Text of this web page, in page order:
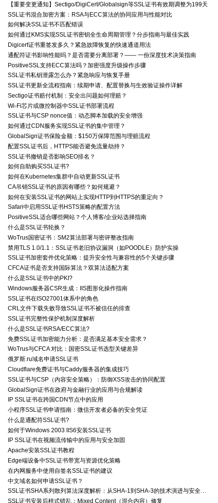
【重要变更通知】Sectigo/DigiCert/Globalsign等SSL证书有效期调整为199天
SSL证书混合加密方案：RSA与ECC算法的协同应用与性能对比
如何解决SSL证书不匹配错误
如何通过KMS实现SSL证书密钥全生命周期管理？分步指南与最佳实践
Digicert证书重签发多久？紧急故障恢复的快速通道用法
通配符证书影响性能吗？是否需要分离部署？—— 一份深度技术决策指南
PositiveSSL支持ECC算法吗？加密强度升级操作步骤
SSL证书私钥泄露怎么办？紧急响应与恢复手册
SSL证书更新全流程指南：续期申请、配置替换与生效验证操作详解
Sectigo证书赔付机制：安全出问题如何理赔？
Wi-Fi芯片或微控制器中SSL证书部署流程
SSL证书与CSP nonce值：动态脚本加载的安全增强
如何通过CDN服务实现SSL证书的集中管理？
GlobalSign证书保险金额：$150万保障范围与理赔流程
配置SSL证书后，HTTPS能否避免流量劫持？
SSL证书撤销是否影响SEO排名？
如何自助购买SSL证书?
如何在Kubernetes集群中自动更新SSL证书
CA吊销SSL证书的原因有哪些？如何规避？
如何在安装SSL证书的网站上实现HTTP到HTTPS的重定向？
Safari中启用SSL证书HSTS策略的配置方法
PositiveSSL适合哪些网站？个人博客/企业站选择指南
什么是SSL证书轮换？
WoTrus国密证书：SM2算法部署与密评整改指南
禁用TLS 1.0/1.1：SSL证书老旧协议漏洞（如POODLE）防护实操
SSL证书加密套件优化策略：提升安全性与兼容性的5个关键步骤
CFCA证书是否支持国际算法？双算法适配方案
什么是SSL证书中的PKI?
Windows服务器CSR生成：IIS图形化操作指南
SSL证书在ISO27001体系中的角色
CRL文件下载失败导致SSL证书不被信任的排查
SSL证书完整性保护机制深度解析
什么是SSL证书RSA/ECC算法?
免费SSL证书加密能力分析：是否满足基本安全需求？
WoTrus与CFCA 对比：国密SSL证书选型关键差异
俄罗斯.ru域名申请SSL证书
Cloudflare免费证书与Caddy服务器的集成技巧
SSL证书与CSP（内容安全策略）：防御XSS攻击的协同配置
GlobalSign证书在政府与金融行业的应用与合规解读
IP SSL证书在跨国CDN节点中的应用
小程序SSL证书申请指南：微信开发者必备的安全凭证
什么是通配符SSL证书?
如何于Windows 2003 IIS6安装SSL证书
IP SSL证书在视频流传输中的应用与安全加固
Apache安装SSL证书教程
Edge端设备中SSL证书带宽与资源优化策略
在内网服务中使用自签名SSL证书的建议
中文域名如何申请SSL证书？
SSL证书SHA系列散列算法深度解析：从SHA-1到SHA-3的技术演进与安全特性
SSL证书安装后样式错乱：Mixed Content（混合内容）修复